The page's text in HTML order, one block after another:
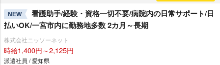
NEW
看護助手/経験・資格一切不要/病院内の日常サポート/日
払いOK/一宮市内に勤務地多数 2カ月～長期
株式会社ニッソーネット
時給1,400円～2,125円
派遣社員 / 愛知県